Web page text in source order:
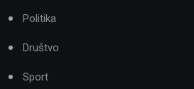
Politika
Društvo
Sport